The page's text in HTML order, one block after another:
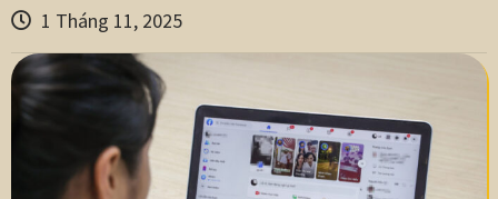
1 Tháng 11, 2025